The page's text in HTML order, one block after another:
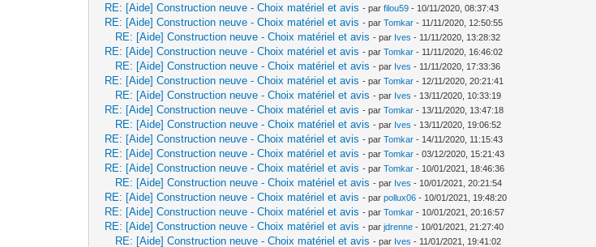
RE: [Aide] Construction neuve - Choix matériel et avis - parfilou59 - 10/11/2020, 08:37:43
RE: [Aide] Construction neuve - Choix matériel et avis - parTomkar - 11/11/2020, 12:50:55
RE: [Aide] Construction neuve - Choix matériel et avis - par Ives - 11/11/2020, 13:28:32
RE: [Aide] Construction neuve - Choix matériel et avis - parTomkar - 11/11/2020, 16:46:02
RE: [Aide] Construction neuve - Choix matériel et avis - par Ives - 11/11/2020, 17:33:36
RE: [Aide] Construction neuve - Choix matériel et avis - parTomkar - 12/11/2020, 20:21:41
RE: [Aide] Construction neuve - Choix matériel et avis - par Ives - 13/11/2020, 10:33:19
RE: [Aide] Construction neuve - Choix matériel et avis - parTomkar - 13/11/2020, 13:47:18
RE: [Aide] Construction neuve - Choix matériel et avis - par Ives - 13/11/2020, 19:06:52
RE: [Aide] Construction neuve - Choix matériel et avis - parTomkar - 14/11/2020, 11:15:43
RE: [Aide] Construction neuve - Choix matériel et avis - parTomkar - 03/12/2020, 15:21:43
RE: [Aide] Construction neuve - Choix matériel et avis - parTomkar - 10/01/2021, 18:46:36
RE: [Aide] Construction neuve - Choix matériel et avis - par Ives - 10/01/2021, 20:21:54
RE: [Aide] Construction neuve - Choix matériel et avis - parpollux06 - 10/01/2021, 19:48:20
RE: [Aide] Construction neuve - Choix matériel et avis - parTomkar - 10/01/2021, 20:16:57
RE: [Aide] Construction neuve - Choix matériel et avis - parjdrenne - 10/01/2021, 21:27:40
RE: [Aide] Construction neuve - Choix matériel et avis - par Ives - 11/01/2021, 19:41:02